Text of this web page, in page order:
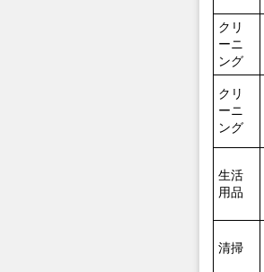
クリ
ーニ
ング
クリ
ーニ
ング
生活
用品
清掃